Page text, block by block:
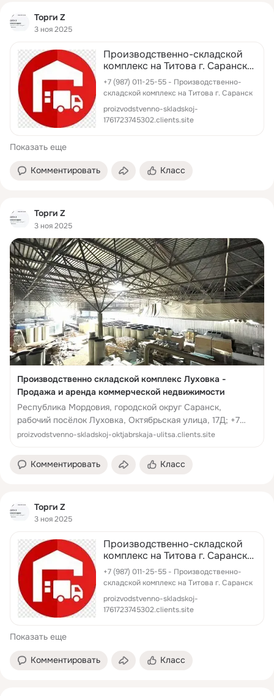
Торги Z
3 ноя 2025
Производственно-складской
комплекс на Титова г. Саранск -
Продажа и аренда
коммерческой недвижимости
+7 (987) 011-25-55 - Производственно-
складской комплекс на Титова г. Саранск
proizvodstvenno-skladskoj-
1761723745302.clients.site
Показать еще
Комментировать Класс
Торги Z
3 ноя 2025
Производственно складской комплекс Луховка -
Продажа и аренда коммерческой недвижимости
Республика Мордовия, городской округ Саранск,
рабочий посёлок Луховка, Октябрьская улица, 17Д; +7
(929) 747-33-88 - Производственно складской комплекс
proizvodstvenno-skladskoj-oktjabrskaja-ulitsa.clients.site
Комментировать Класс
Торги Z
3 ноя 2025
Производственно-складской
комплекс на Титова г. Саранск -
Продажа и аренда
коммерческой недвижимости
+7 (987) 011-25-55 - Производственно-
складской комплекс на Титова г. Саранск
proizvodstvenno-skladskoj-
1761723745302.clients.site
Показать еще
Комментировать Класс